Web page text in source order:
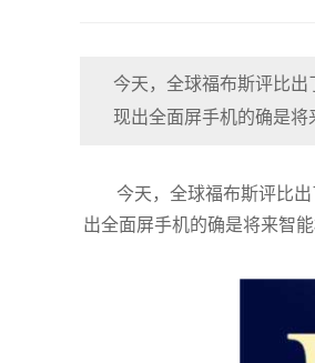
今天，全球福布斯评比
现出全面屏手机的确是
今天，全球福布斯评比
出全面屏手机的确是将来智